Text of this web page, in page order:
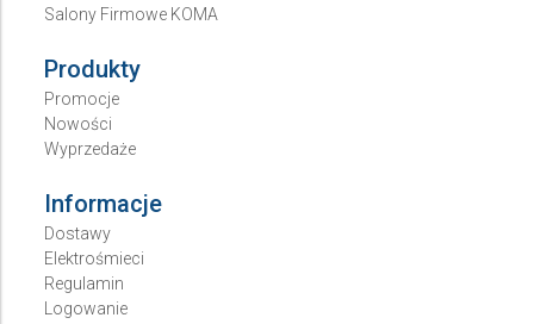
Salony Firmowe KOMA
Produkty
Promocje
Nowości
Wyprzedaże
Informacje
Dostawy
Elektrośmieci
Regulamin
Logowanie